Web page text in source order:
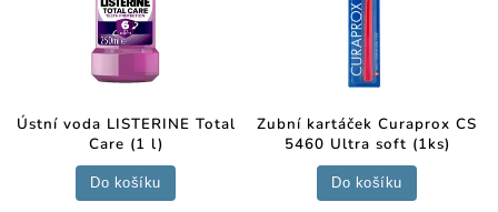
Ústní voda LISTERINE Total
Care (1 l)
Do košíku
Zubní kartáček Curaprox CS
5460 Ultra soft (1ks)
Do košíku